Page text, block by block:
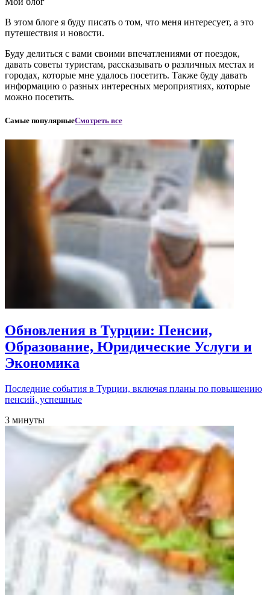
В этом блоге я буду писать о том, что меня интересует, а это
путешествия и новости.
Буду делиться с вами своими впечатлениями от поездок,
давать советы туристам, рассказывать о различных местах и
городах, которые мне удалось посетить. Также буду давать
информацию о разных интересных мероприятиях, которые
можно посетить.
Самые популярныеСмотреть все
Обновления в Турции: Пенсии,
Образование, Юридические Услуги и
Экономика
Последние события в Турции, включая планы по повышению
пенсий, успешные
3 минуты